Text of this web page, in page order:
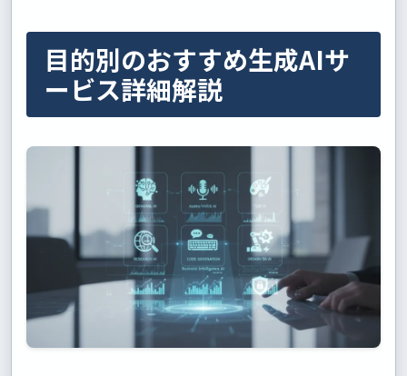
目的別のおすすめ生成AIサ
ービス詳細解説